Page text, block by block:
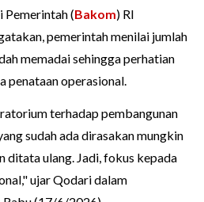
Pemerintah (Bakom) RI
pemerintah menilai jumlah
memadai sehingga perhatian
penataan operasional.
terhadap pembangunan
sudah ada dirasakan mungkin
ditata ulang. Jadi, fokus kepada
ujar Qodari dalam